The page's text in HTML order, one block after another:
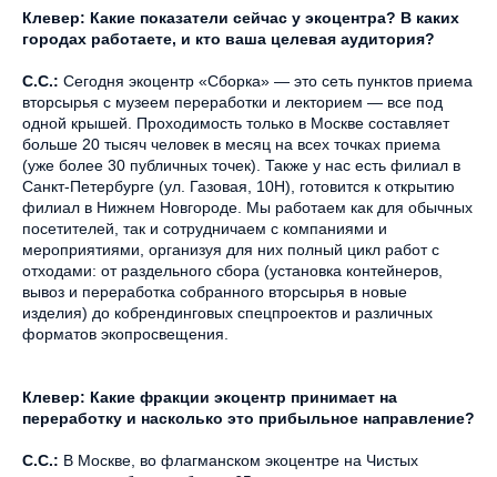
Клевер: Какие показатели сейчас у экоцентра? В каких
городах работаете, и кто ваша целевая аудитория?
С.С.: Сегодня экоцентр «Сборка» — это сеть пунктов приема
вторсырья с музеем переработки и лекторием — все под
одной крышей. Проходимость только в Москве составляет
больше 20 тысяч человек в месяц на всех точках приема
(уже более 30 публичных точек). Также у нас есть филиал в
Санкт-Петербурге (ул. Газовая, 10Н), готовится к открытию
филиал в Нижнем Новгороде. Мы работаем как для обычных
посетителей, так и сотрудничаем с компаниями и
мероприятиями, организуя для них полный цикл работ с
отходами: от раздельного сбора (установка контейнеров,
вывоз и переработка собранного вторсырья в новые
изделия) до кобрендинговых спецпроектов и различных
форматов экопросвещения.
Клевер: Какие фракции экоцентр принимает на
переработку и насколько это прибыльное направление?
С.С.: В Москве, во флагманском экоцентре на Чистых